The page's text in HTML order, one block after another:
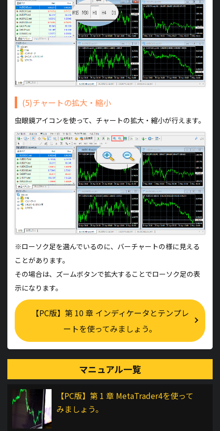
(5)チャートの拡大・縮小
虫眼鏡アイコンを使って、チャートの拡大・縮小が行えます。
※ローソク足を選んでいるのに、バーチャートの様に見える
ことがあります。
その場合は、ズームボタンで拡大することでローソク足の表
示になります。
【PC版】第 10 章 インディケータとテンプレ
ートを使ってみましょう。
マニュアル一覧
【PC版】第 1 章 MetaTrader4を使って
みましょう。